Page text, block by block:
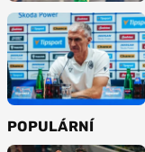
POPULÁRNÍ